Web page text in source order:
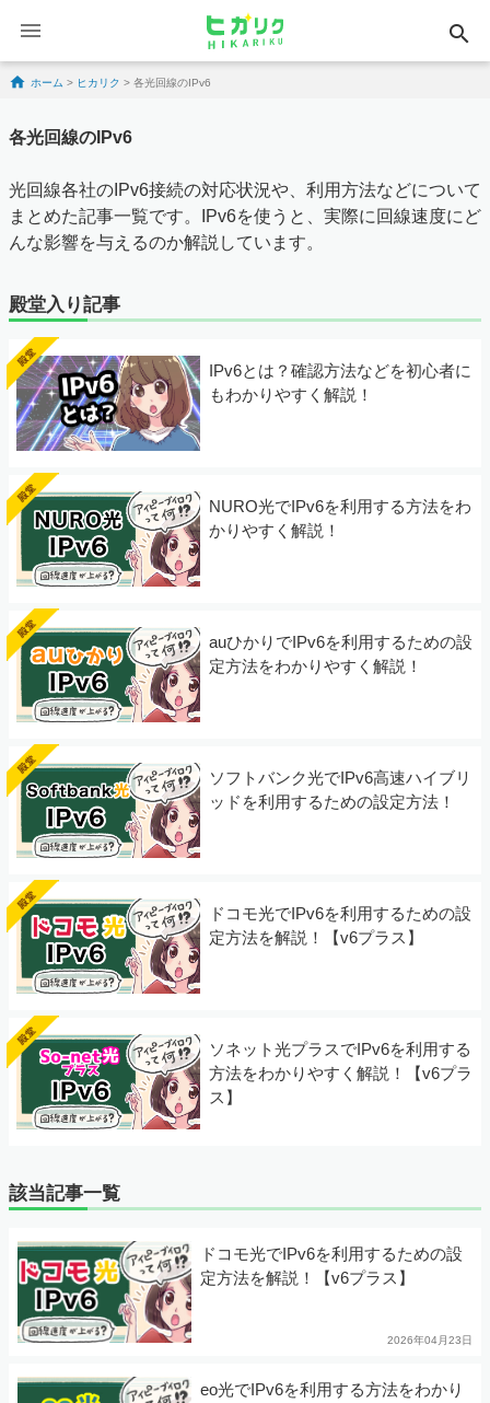
search
Skip to content
ホーム > ヒカリク > 各光回線のIPv6
各光回線のIPv6
光回線各社のIPv6接続の対応状況や、利用方法などについて
まとめた記事一覧です。IPv6を使うと、実際に回線速度にど
んな影響を与えるのか解説しています。
殿堂入り記事
IPv6とは？確認方法などを初心者に
もわかりやすく解説！
NURO光でIPv6を利用する方法をわ
かりやすく解説！
auひかりでIPv6を利用するための設
定方法をわかりやすく解説！
ソフトバンク光でIPv6高速ハイブリ
ッドを利用するための設定方法！
ドコモ光でIPv6を利用するための設
定方法を解説！【v6プラス】
ソネット光プラスでIPv6を利用する
方法をわかりやすく解説！【v6プラ
ス】
該当記事一覧
ドコモ光でIPv6を利用するための設
定方法を解説！【v6プラス】
2026年04月23日
eo光でIPv6を利用する方法をわかり